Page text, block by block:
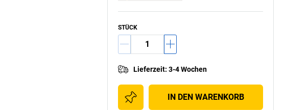
STÜCK
Lieferzeit: 3-4 Wochen
IN DEN WARENKORB